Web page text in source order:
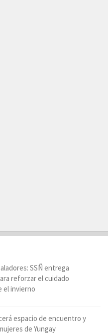
SSÑ entrega
reforzar el cuidado
el invierno
espacio de encuentro y
de Yungay